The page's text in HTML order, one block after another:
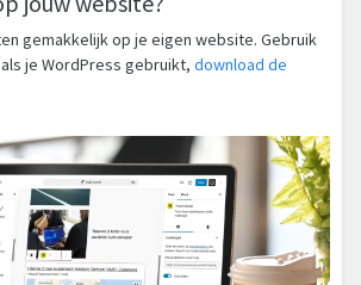
gemakkelijk op je eigen website. Gebruik
je WordPress gebruikt, download de